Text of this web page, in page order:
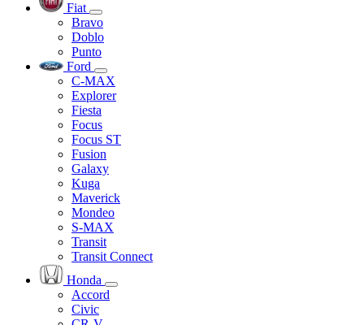
Fiat
Bravo
Doblo
Punto
Ford
C-MAX
Explorer
Fiesta
Focus
Focus ST
Fusion
Galaxy
Kuga
Maverick
Mondeo
S-MAX
Transit
Transit Connect
Honda
Accord
Civic